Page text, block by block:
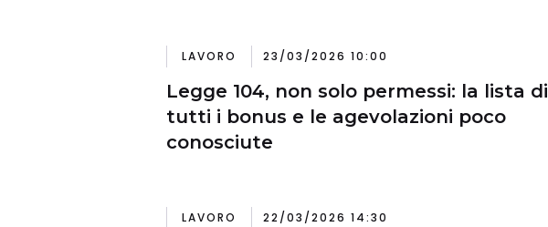
LAVORO 23/03/2026 10:00
Legge 104, non solo permessi: la lista di
tutti i bonus e le agevolazioni poco
conosciute
LAVORO 22/03/2026 14:30